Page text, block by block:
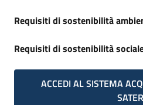
Requisiti di sostenibilità
Requisiti di sostenibilità
ACCEDI AL SISTEMA
SATER